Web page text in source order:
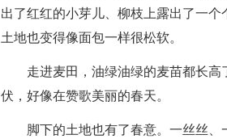
出了红红的小芽儿、柳枝上露出了一
土地也变得像面包一样很松软。
走进麦田，油绿油绿的麦苗都长
伏，好像在赞歌美丽的春天。
脚下的土地也有了春意。一丝丝